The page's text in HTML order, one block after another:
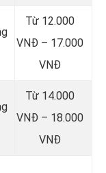
Từ 12.000
VNĐ – 17.000
VNĐ
Từ 14.000
VNĐ – 18.000
VNĐ